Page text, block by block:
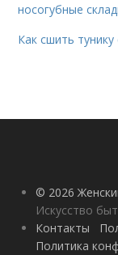
носогубные
Как сшить
© 2026
Искусство
Контакты
Политика